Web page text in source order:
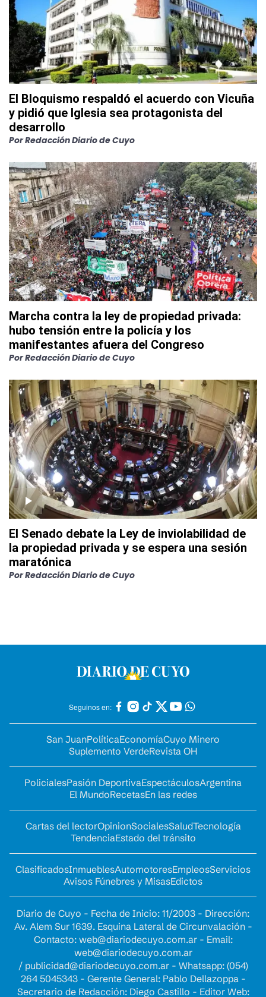
El Bloquismo respaldó el acuerdo con Vicuña
y pidió que Iglesia sea protagonista del
desarrollo
PorRedacción Diario de Cuyo
Marcha contra la ley de propiedad privada:
hubo tensión entre la policía y los
manifestantes afuera del Congreso
PorRedacción Diario de Cuyo
El Senado debate la Ley de inviolabilidad de
la propiedad privada y se espera una sesión
maratónica
PorRedacción Diario de Cuyo
Seguinos en:
San JuanPolíticaEconomíaCuyo Minero
Suplemento VerdeRevista OH
PolicialesPasión DeportivaEspectáculosArgentina
El MundoRecetasEn las redes
Cartas del lectorOpinionSocialesSaludTecnología
TendenciaEstado del tránsito
ClasificadosInmueblesAutomotoresEmpleosServicios
Avisos Fúnebres y MisasEdictos
Diario de Cuyo - Fecha de Inicio: 11/2003 - Dirección:
Av. Alem Sur 1639. Esquina Lateral de Circunvalación -
Contacto: web@diariodecuyo.com.ar- Email:
web@diariodecuyo.com.ar
/ publicidad@diariodecuyo.com.ar- Whatsapp: (054)
264 5045343 - Gerente General: Pablo Dellazoppa -
Secretario de Redacción: Diego Castillo - Editor Web: